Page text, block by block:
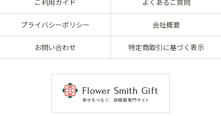
ご利用ガイド よくあるご質問
プライバシーポリシー 会社概要
お問い合わせ 特定商取引に基づく表示